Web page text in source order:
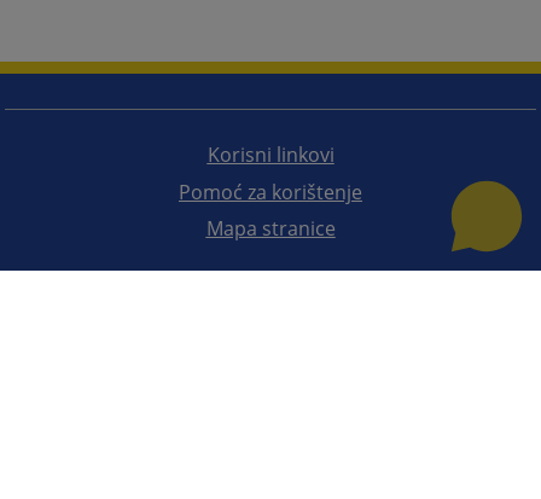
Korisni linkovi
Pomoć za korištenje
Mapa stranice